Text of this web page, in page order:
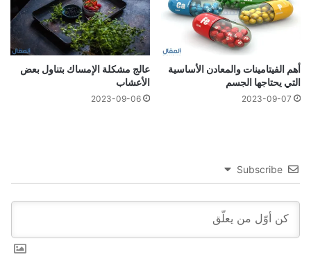
أهم الفيتامينات والمعادن الأساسية
التي يحتاجها الجسم
2023-09-07
عالج مشكلة الإمساك بتناول بعض
الأعشاب
2023-09-06
Subscribe